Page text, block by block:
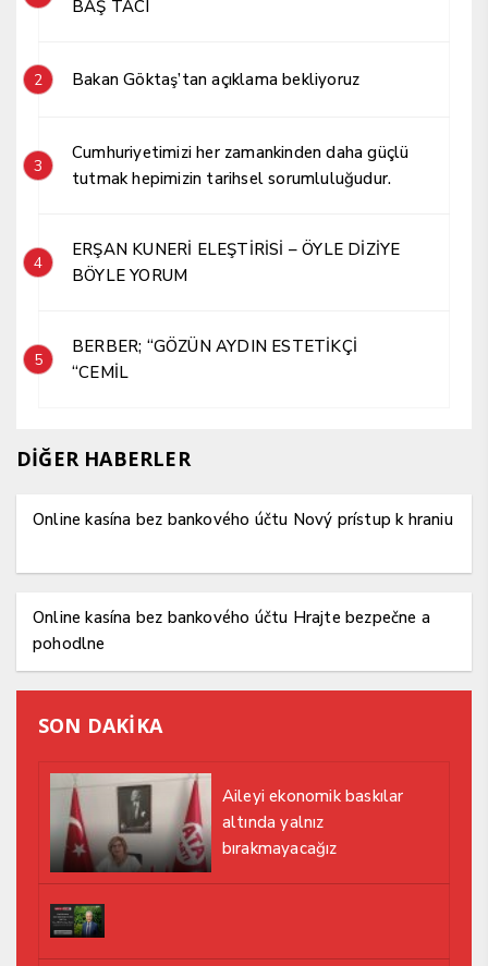
BAŞ TACI
2 Bakan Göktaş’tan açıklama bekliyoruz
3
Cumhuriyetimizi her zamankinden daha güçlü
tutmak hepimizin tarihsel sorumluluğudur.
4
ERŞAN KUNERİ ELEŞTİRİSİ – ÖYLE DİZİYE
BÖYLE YORUM
5
BERBER; “GÖZÜN AYDIN ESTETİKÇİ
“CEMİL
DİĞER HABERLER
Online kasína bez bankového účtu Nový prístup k hraniu
Online kasína bez bankového účtu Hrajte bezpečne a
pohodlne
SON DAKİKA
Aileyi ekonomik baskılar
altında yalnız
bırakmayacağız